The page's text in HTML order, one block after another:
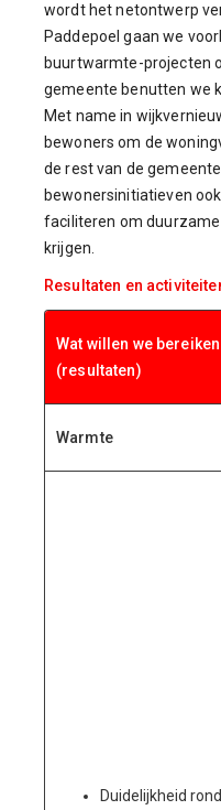
wordt het netontwerp
Paddepoel gaan we
buurtwarmte-projecten
gemeente benutten we
Met name in
bewoners om de
de rest van de
bewonersinitiatieven
faciliteren om
krijgen.
Resultaten en
Wat willen we bereiken
(resultaten)
Warmte
Duidelijkheid